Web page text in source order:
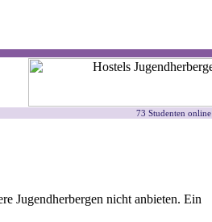
73 Studenten online
Jugendherbergen nicht anbieten. Ein